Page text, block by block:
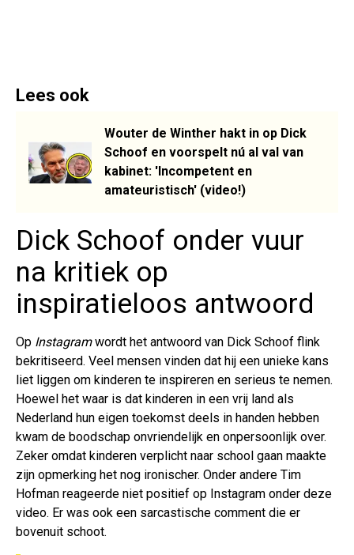
Lees ook
Wouter de Winther hakt in op Dick
Schoof en voorspelt nú al val van
kabinet: 'Incompetent en
amateuristisch' (video!)
Dick Schoof onder vuur
na kritiek op
inspiratieloos antwoord
Op Instagramwordt het antwoord van Dick Schoof flink
bekritiseerd. Veel mensen vinden dat hij een unieke kans
liet liggen om kinderen te inspireren en serieus te nemen.
Hoewel het waar is dat kinderen in een vrij land als
Nederland hun eigen toekomst deels in handen hebben
kwam de boodschap onvriendelijk en onpersoonlijk over.
Zeker omdat kinderen verplicht naar school gaan maakte
zijn opmerking het nog ironischer. Onder andere Tim
Hofman reageerde niet positief op Instagram onder deze
video. Er was ook een sarcastische comment die er
bovenuit schoot.